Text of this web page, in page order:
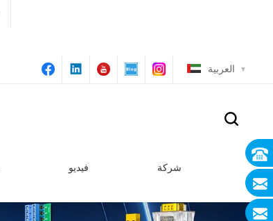
العربية
فيديو شركة